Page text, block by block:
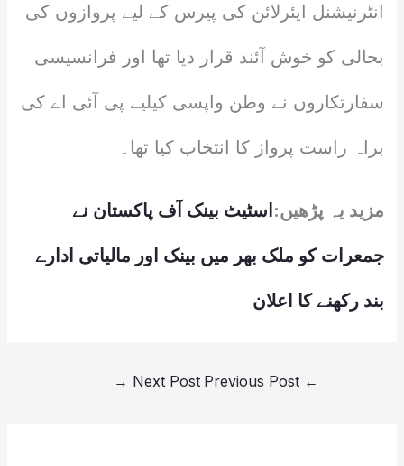
انٹرنیشنل ایئرلائن کی پیرس کے لیے پروازوں کی
بحالی کو خوش آئند قرار دیا تھا اور فرانسیسی
سفارتکاروں نے وطن واپسی کیلیے پی آئی اے کی
براہ راست پرواز کا انتخاب کیا تھا۔
مزید یہ پڑھیں: اسٹیٹ بینک آف پاکستان نے
جمعرات کو ملک بھر میں بینک اور مالیاتی ادارے
بند رکھنے کا اعلان
←
Next Post
→